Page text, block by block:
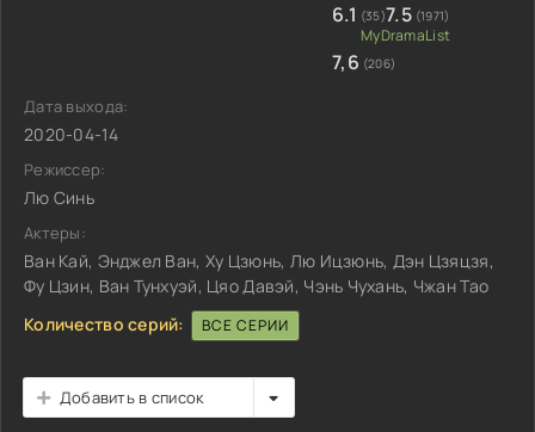
6.1 (35)7.5 (1971)
7,6 (206)
Дата выхода:
2020-04-14
Режиссер:
Лю Синь
Актеры:
Ван Кай, Энджел Ван, Ху Цзюнь, Лю Ицзюнь, Дэн Цзяцзя,
Фу Цзин, Ван Тунхуэй, Цяо Давэй, Чэнь Чухань, Чжан Тао
Количество серий:
ВСЕ СЕРИИ
Добавить в список